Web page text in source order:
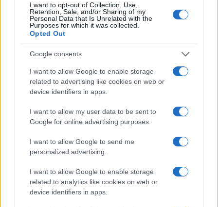
I want to opt-out of Collection, Use,
Retention, Sale, and/or Sharing of my
Personal Data that Is Unrelated with the
Purposes for which it was collected.
Opted Out
Google consents
I want to allow Google to enable storage
related to advertising like cookies on web or
device identifiers in apps.
I want to allow my user data to be sent to
Google for online advertising purposes.
I want to allow Google to send me
personalized advertising.
I want to allow Google to enable storage
related to analytics like cookies on web or
device identifiers in apps.
Come migliorare il rovescio nel padel e trasformare
la difesa in attacco
Francesca Lombardi · 7 Ago 2026
ALTRI SPORT